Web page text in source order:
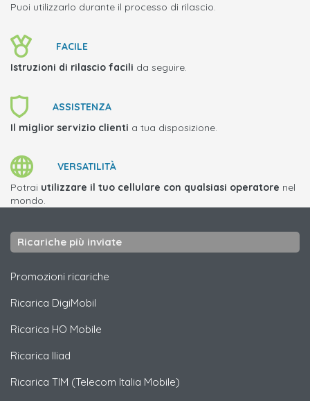
Puoi utilizzarlo durante il processo di rilascio.
FACILE
Istruzioni di rilascio facili da seguire.
ASSISTENZA
Il miglior servizio clienti a tua disposizione.
VERSATILITÀ
Potrai utilizzare il tuo cellulare con qualsiasi operatore nel
mondo.
Ricariche più inviate
Promozioni ricariche
Ricarica DigiMobil
Ricarica HO Mobile
Ricarica Iliad
Ricarica TIM (Telecom Italia Mobile)